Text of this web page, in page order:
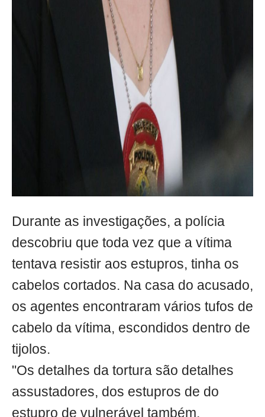
Durante as investigações, a polícia
descobriu que toda vez que a vítima
tentava resistir aos estupros, tinha os
cabelos cortados. Na casa do acusado,
os agentes encontraram vários tufos de
cabelo da vítima, escondidos dentro de
tijolos.
"Os detalhes da tortura são detalhes
assustadores, dos estupros de do
estupro de vulnerável também,